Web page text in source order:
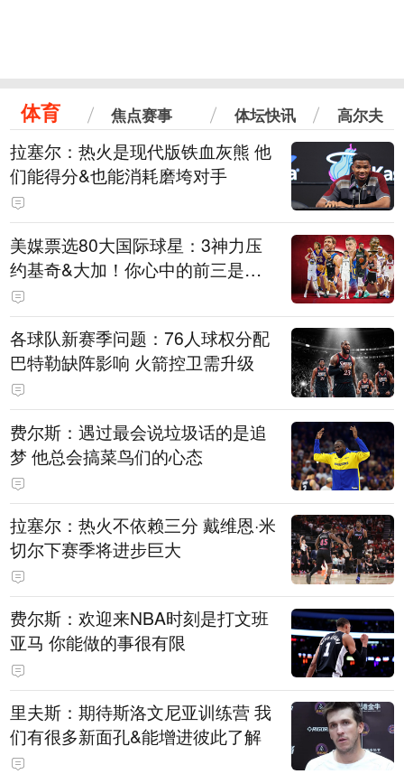
体育 焦点赛事 体坛快讯 高尔夫
拉塞尔：热火是现代版铁血灰熊 他
们能得分&也能消耗磨垮对手
美媒票选80大国际球星：3神力压
约基奇&大加！你心中的前三是
谁？
各球队新赛季问题：76人球权分配
巴特勒缺阵影响 火箭控卫需升级
费尔斯：遇过最会说垃圾话的是追
梦 他总会搞菜鸟们的心态
拉塞尔：热火不依赖三分 戴维恩·米
切尔下赛季将进步巨大
费尔斯：欢迎来NBA时刻是打文班
亚马 你能做的事很有限
里夫斯：期待斯洛文尼亚训练营 我
们有很多新面孔&能增进彼此了解